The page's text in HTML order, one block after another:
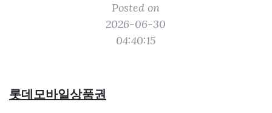
Posted on
2026-06-30
04:40:15
롯데모바일상품권